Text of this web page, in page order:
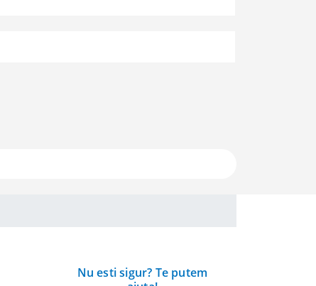
Nu esti sigur? Te putem